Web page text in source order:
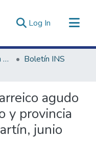
Log In (current)
Dirección de Investigación e Innovación en Salud
Boletín INS
agudo
y provincia
junio